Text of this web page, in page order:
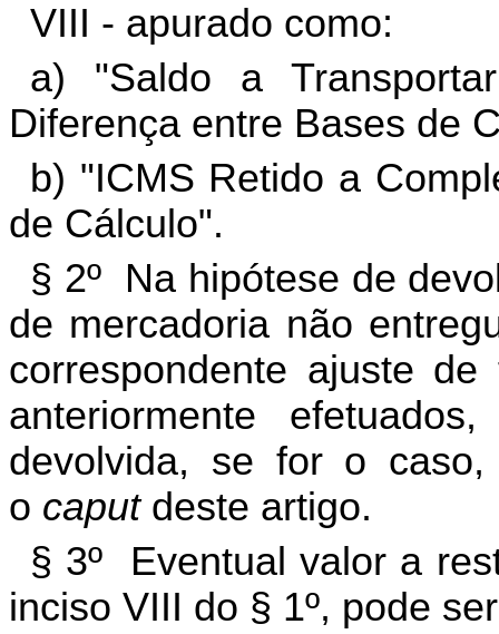
VIII - apurado como:
a) "Saldo a
Diferença entre Bases de
b) "ICMS Retido a
de Cálculo".
§ 2º Na hipótese de
de mercadoria não
correspondente ajuste
anteriormente
devolvida, se for o
o caputdeste artigo.
§ 3º Eventual valor a
inciso VIII do § 1º, pode